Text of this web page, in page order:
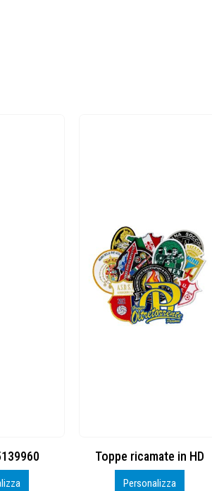
in HD KIT CAMP 100 2026_perso
Personalizza